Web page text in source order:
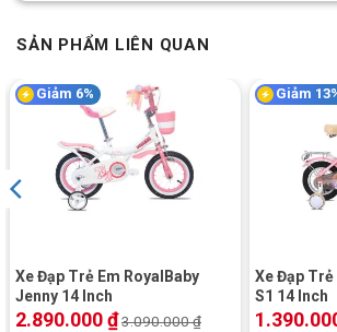
SẢN PHẨM LIÊN QUAN
Giảm 6%
Xe Đạp Trẻ Em RoyalBaby
Jenny 14 Inch
2.890.000₫3.090.000₫
Giảm
Xe Đạp Trẻ
S1 14 Inch